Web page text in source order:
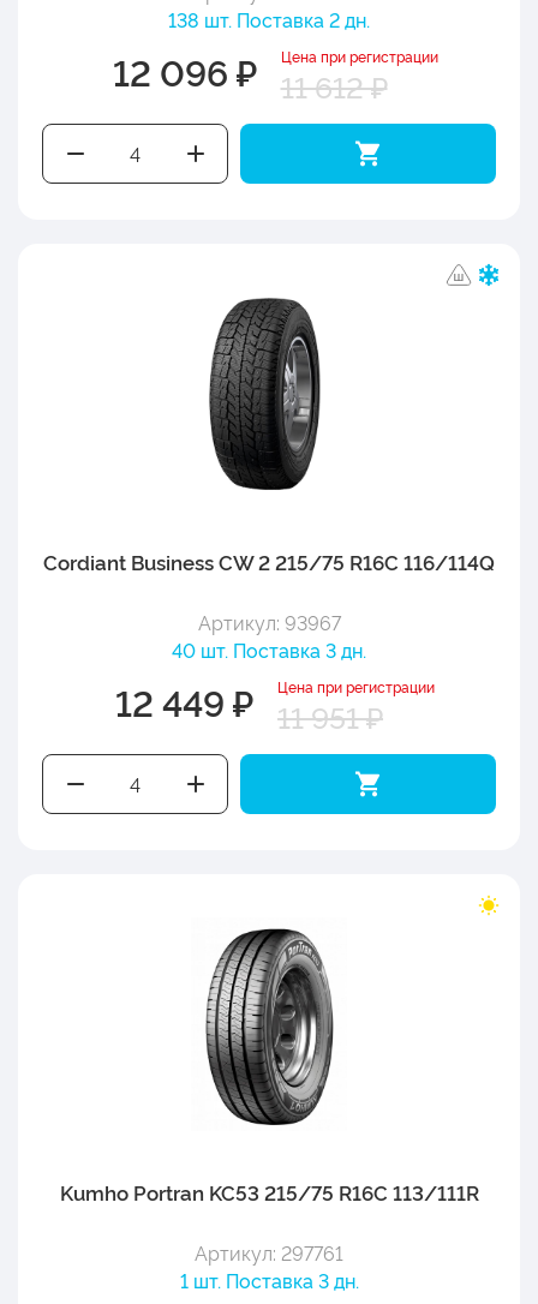
138 шт. Поставка 2 дн.
12 096 ₽ Цена при регистрации
11 612 ₽
Cordiant Business CW 2 215/75 R16C 116/114Q
Артикул: 93967
40 шт. Поставка 3 дн.
12 449 ₽ Цена при регистрации
11 951 ₽
Kumho Portran KC53 215/75 R16C 113/111R
Артикул: 297761
1 шт. Поставка 3 дн.